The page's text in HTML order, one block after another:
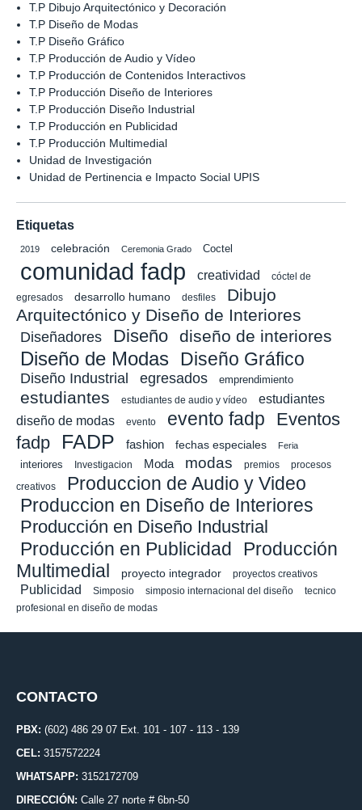
T.P Dibujo Arquitectónico y Decoración
T.P Diseño de Modas
T.P Diseño Gráfico
T.P Producción de Audio y Vídeo
T.P Producción de Contenidos Interactivos
T.P Producción Diseño de Interiores
T.P Producción Diseño Industrial
T.P Producción en Publicidad
T.P Producción Multimedial
Unidad de Investigación
Unidad de Pertinencia e Impacto Social UPIS
Etiquetas
2019 celebración Ceremonia Grado Coctel
comunidad fadp creatividad
cóctel de
egresados
desarrollo humano desfiles
Dibujo
Arquitectónico y Diseño de Interiores
Diseñadores Diseño diseño de interiores
Diseño de Modas Diseño Gráfico
Diseño Industrial egresados emprendimiento
estudiantes estudiantes de audio y vídeo
estudiantes
diseño de modas
evento evento fadp
Eventos
fadp
FADP fashion fechas especiales Feria
interiores Investigacion Moda modas premios procesos
creativos Produccion de Audio y Video
Produccion en Diseño de Interiores
Producción en Diseño Industrial
Producción en Publicidad
Producción
Multimedial
proyecto integrador proyectos creativos
Publicidad Simposio simposio internacional del diseño
tecnico
profesional en diseño de modas
CONTACTO
PBX: (602) 486 29 07 Ext. 101 - 107 - 113 - 139
CEL: 3157572224
WHATSAPP: 3152172709
DIRECCIÓN: Calle 27 norte # 6bn-50